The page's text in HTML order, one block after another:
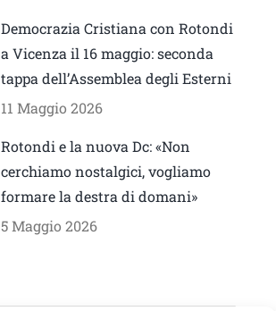
Democrazia Cristiana con Rotondi
a Vicenza il 16 maggio: seconda
tappa dell’Assemblea degli Esterni
11 Maggio 2026
Rotondi e la nuova Dc: «Non
cerchiamo nostalgici, vogliamo
formare la destra di domani»
5 Maggio 2026